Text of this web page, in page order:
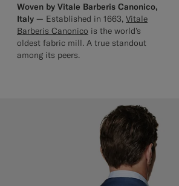
Woven by Vitale Barberis Canonico,
Italy — Established in 1663, Vitale
Barberis Canonico is the world’s
oldest fabric mill. A true standout
among its peers.